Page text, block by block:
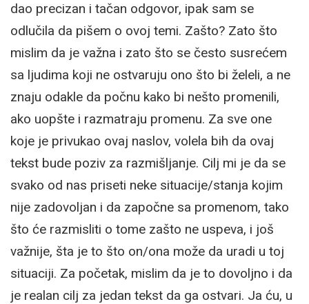
dao precizan i tačan odgovor, ipak sam se
odlučila da pišem o ovoj temi. Zašto? Zato što
mislim da je važna i zato što se često susrećem
sa ljudima koji ne ostvaruju ono što bi želeli, a ne
znaju odakle da počnu kako bi nešto promenili,
ako uopšte i razmatraju promenu. Za sve one
koje je privukao ovaj naslov, volela bih da ovaj
tekst bude poziv za razmišljanje. Cilj mi je da se
svako od nas priseti neke situacije/stanja kojim
nije zadovoljan i da započne sa promenom, tako
što će razmisliti o tome zašto ne uspeva, i još
važnije, šta je to što on/ona može da uradi u toj
situaciji. Za početak, mislim da je to dovoljno i da
je realan cilj za jedan tekst da ga ostvari. Ja ću, u